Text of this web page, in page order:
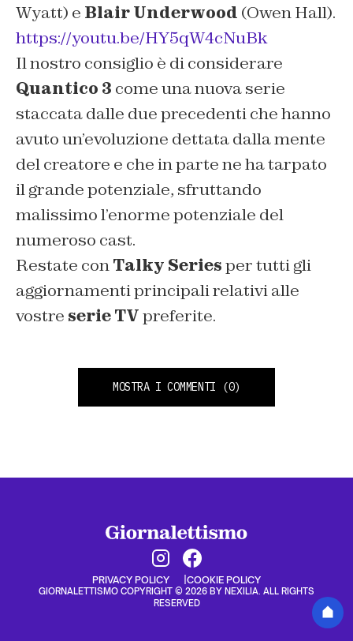
Wyatt) e Blair Underwood (Owen Hall).
https://youtu.be/HY5qW4cNuBk
Il nostro consiglio è di considerare
Quantico 3 come una nuova serie
staccata dalle due precedenti che hanno
avuto un’evoluzione dettata dalla mente
del creatore e che in parte ne ha tarpato
il grande potenziale, sfruttando
malissimo l’enorme potenziale del
numeroso cast.
Restate conTalky Seriesper tutti gli
aggiornamenti principali relativi alle
vostre serie TVpreferite.
MOSTRA I COMMENTI (0)
PRIVACY POLICY COOKIE POLICY
GIORNALETTISMO COPYRIGHT © 2026 BY NEXILIA. ALL RIGHTS
RESERVED